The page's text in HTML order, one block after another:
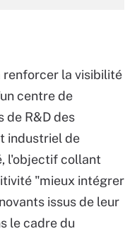
renforcer la visibilité
centre de
de R&D des
industriel de
l'objectif collant
"mieux intégrer
issus de leur
le cadre du